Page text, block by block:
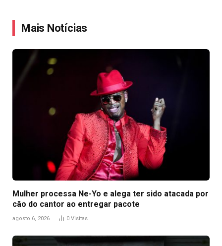
Mais Notícias
Mulher processa Ne-Yo e alega ter sido atacada por
cão do cantor ao entregar pacote
agosto 6, 2026 0 Visitas